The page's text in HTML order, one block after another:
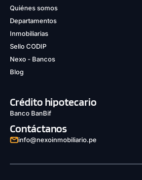
Quiénes somos
Departamentos
Inmobiliarias
Sello CODIP
Nexo - Bancos
Blog
Crédito hipotecario
Banco BanBif
Contáctanos
info@nexoinmobiliario.pe